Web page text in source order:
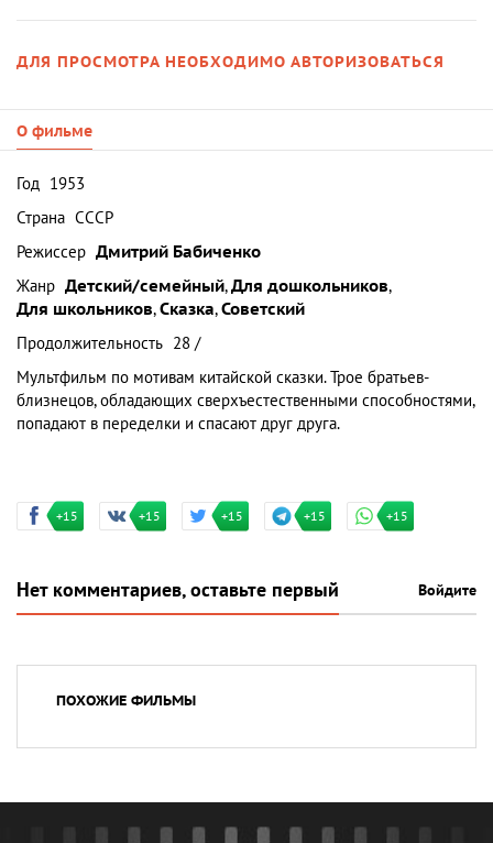
ДЛЯ ПРОСМОТРА НЕОБХОДИМО АВТОРИЗОВАТЬСЯ
О фильме
Год 1953
Страна СССР
Режиссер Дмитрий Бабиченко
Жанр Детский/семейный,Для дошкольников,
Для школьников,Сказка,Советский
Продолжительность 28 /
Мультфильм по мотивам китайской сказки. Трое братьев-
близнецов, обладающих сверхъестественными способностями,
попадают в переделки и спасают друг друга.
+15 +15 +15 +15 +15
Нет комментариев, оставьте первый Войдите
ПОХОЖИЕ ФИЛЬМЫ